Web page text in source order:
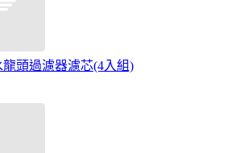
頭過濾器濾芯(4入組)